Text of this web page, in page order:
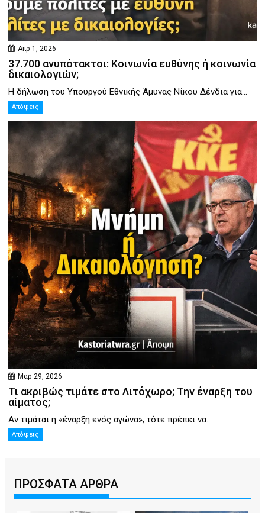
Απρ 1, 2026
37.700 ανυπότακτοι: Κοινωνία ευθύνης ή κοινωνία
δικαιολογιών;
Η δήλωση του Υπουργού Εθνικής Άμυνας Νίκου Δένδια για...
Απόψεις
Μαρ 29, 2026
Τι ακριβώς τιμάτε στο Λιτόχωρο; Την έναρξη του
αίματος;
Αν τιμάται η «έναρξη ενός αγώνα», τότε πρέπει να...
Απόψεις
ΠΡΟΣΦΑΤΑ ΑΡΘΡΑ